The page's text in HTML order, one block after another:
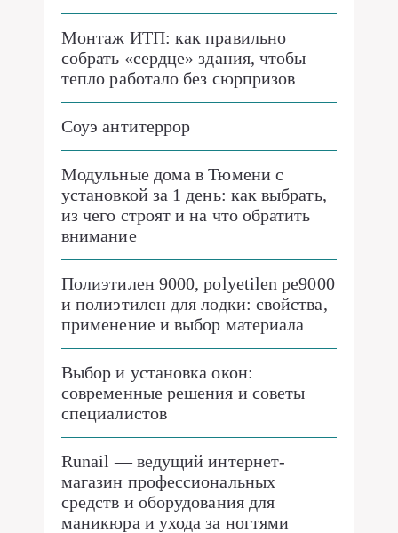
Монтаж ИТП: как правильно
собрать «сердце» здания, чтобы
тепло работало без сюрпризов
Соуэ антитеррор
Модульные дома в Тюмени с
установкой за 1 день: как выбрать,
из чего строят и на что обратить
внимание
Полиэтилен 9000, polyetilen pe9000
и полиэтилен для лодки: свойства,
применение и выбор материала
Выбор и установка окон:
современные решения и советы
специалистов
Runail — ведущий интернет-
магазин профессиональных
средств и оборудования для
маникюра и ухода за ногтями